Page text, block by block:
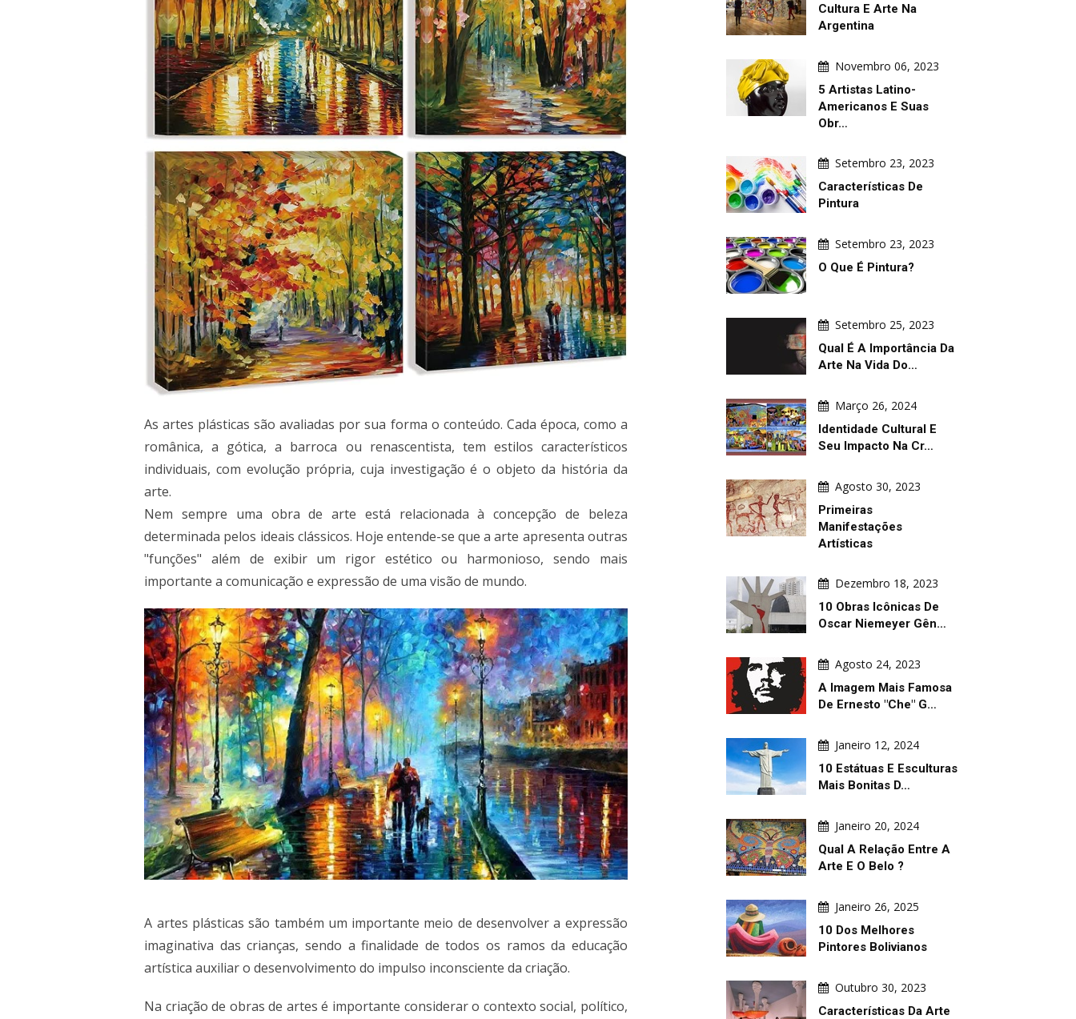
As artes plásticas são avaliadas por sua forma o conteúdo. Cada época, como a
românica, a gótica, a barroca ou renascentista, tem estilos característicos
individuais, com evolução própria, cuja investigação é o objeto da história da
arte.
Nem sempre uma obra de arte está relacionada à concepção de beleza
determinada pelos ideais clássicos. Hoje entende-se que a arte apresenta outras
"funções" além de exibir um rigor estético ou harmonioso, sendo mais
importante a comunicação e expressão de uma visão de mundo.
A artes plásticas são também um importante meio de desenvolver a expressão
imaginativa das crianças, sendo a finalidade de todos os ramos da educação
artística auxiliar o desenvolvimento do impulso inconsciente da criação.
Na criação de obras de artes é importante considerar o contexto social, político,
Cultura E Arte Na
Argentina
Novembro 06, 2023
5 Artistas Latino-
Americanos E Suas
Obr…
Setembro 23, 2023
Características De
Pintura
Setembro 23, 2023
O Que É Pintura?
Setembro 25, 2023
Qual É A Importância Da
Arte Na Vida Do…
Março 26, 2024
Identidade Cultural E
Seu Impacto Na Cr…
Agosto 30, 2023
Primeiras
Manifestações
Artísticas
Dezembro 18, 2023
10 Obras Icônicas De
Oscar Niemeyer Gên…
Agosto 24, 2023
A Imagem Mais Famosa
De Ernesto "Che" G…
Janeiro 12, 2024
10 Estátuas E Esculturas
Mais Bonitas D…
Janeiro 20, 2024
Qual A Relação Entre A
Arte E O Belo ?
Janeiro 26, 2025
10 Dos Melhores
Pintores Bolivianos
Outubro 30, 2023
Características Da Arte